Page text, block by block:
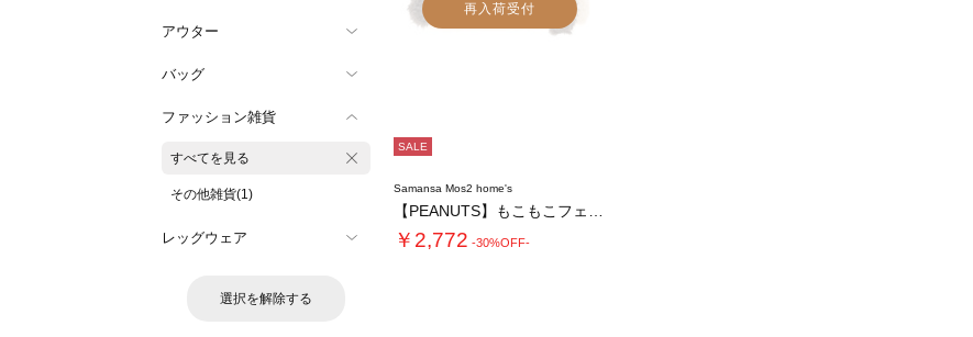
アウター
バッグ
ファッション雑貨
すべてを見る
その他雑貨(1)
レッグウェア
選択を解除する
再入荷受付
SALE
Samansa Mos2 home's
￥2,772 -30%OFF-